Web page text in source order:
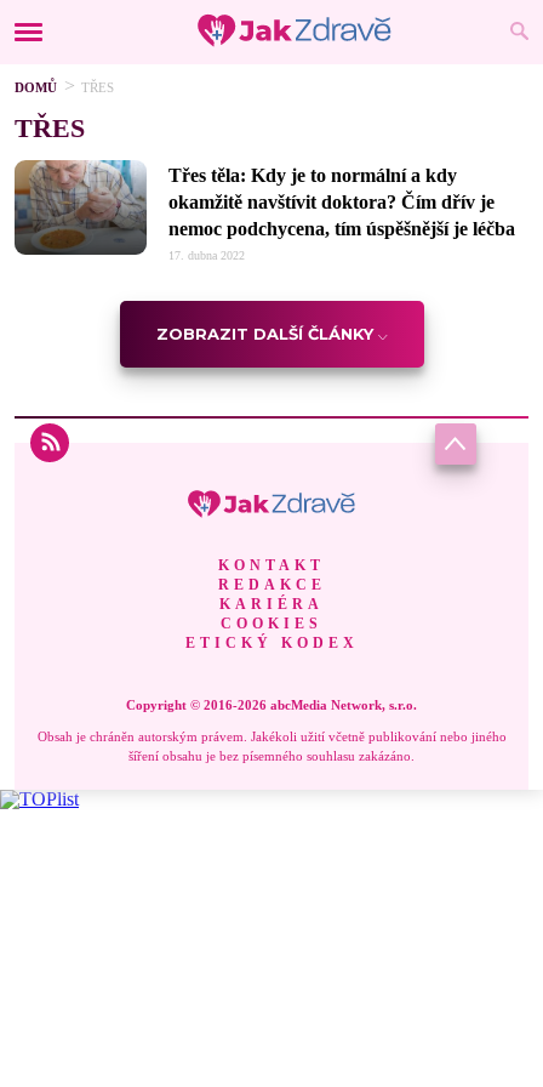
DOMŮ TŘES
TŘES
Třes těla: Kdy je to normální a kdy
okamžitě navštívit doktora? Čím dřív je
nemoc podchycena, tím úspěšnější je léčba
17. dubna 2022
ZOBRAZIT DALŠÍ ČLÁNKY
KONTAKT
REDAKCE
KARIÉRA
COOKIES
ETICKÝ KODEX
Copyright © 2016-2026 abcMedia Network, s.r.o.
Obsah je chráněn autorským právem. Jakékoli užití včetně publikování nebo jiného
šíření obsahu je bez písemného souhlasu zakázáno.